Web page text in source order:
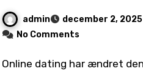
admin
december 2, 2025
No Comments
Online dating har ændret den måde, vi